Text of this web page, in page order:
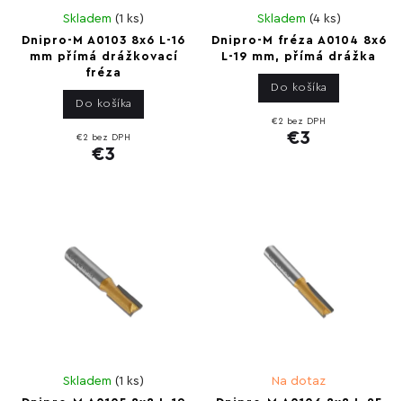
Dnipro-M A0103 8x6 L-16
mm přímá drážkovací
fréza
Skladem(1 ks)
€2 bez DPH
€3
Do košíka
Dnipro-M fréza A0104 8x6
L-19 mm, přímá drážka
Skladem (4 ks)
€2 bez DPH
€3
Do košíka
Skladem(1 ks)
Na dotaz